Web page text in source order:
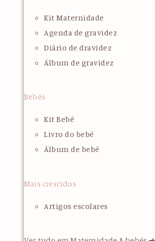
Kit Maternidade
Agenda de gravidez
Diário de dravidez
Álbum de gravidez
Bebés
Kit Bebé
Livro do bebé
Álbum de bebé
Mais crescidos
Artigos escolares